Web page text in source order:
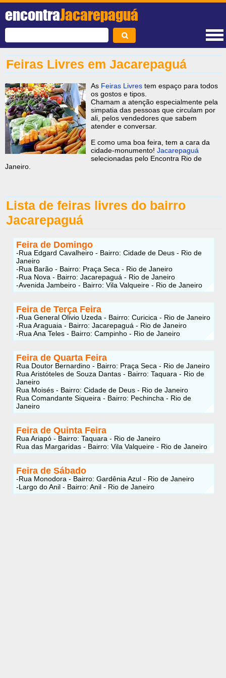
encontraJacarepaguá
Feiras Livres em Jacarepaguá
As Feiras Livres tem espaço para todos
os gostos e tipos.
Chamam a atenção especialmente pela
simpatia das pessoas que circulam por
ali, pelos vendedores que sabem
atender e conversar.
E como uma boa feira, tem a cara da
cidade-monumento! Jacarepaguá
selecionadas pelo Encontra Rio de
Janeiro.
Lista de feiras livres do bairro
Jacarepaguá
Feira de Domingo
-Rua Edgard Cavalheiro - Bairro: Cidade de Deus- Rio de
Janeiro
-Rua Barão - Bairro: Praça Seca - Rio de Janeiro
-Rua Nova - Bairro: Jacarepaguá - Rio de Janeiro
-Avenida Jambeiro - Bairro: Vila Valqueire- Rio de Janeiro
Feira de Terça Feira
-Rua General Olivio Uzeda - Bairro: Curicica - Rio de Janeiro
-Rua Araguaia - Bairro: Jacarepaguá - Rio de Janeiro
-Rua Ana Teles - Bairro: Campinho- Rio de Janeiro
Feira de Quarta Feira
Rua Doutor Bernardino - Bairro: Praça Seca - Rio de Janeiro
Rua Aristóteles de Souza Dantas - Bairro: Taquara - Rio de
Janeiro
Rua Moisés - Bairro: Cidade de Deus - Rio de Janeiro
Rua Comandante Siqueira - Bairro: Pechincha - Rio de
Janeiro
Feira de Quinta Feira
Rua Ariapó - Bairro: Taquara - Rio de Janeiro
Rua das Margaridas - Bairro: Vila Valqueire- Rio de Janeiro
Feira de Sábado
-Rua Monodora - Bairro: Gardênia Azul- Rio de Janeiro
-Largo do Anil - Bairro: Anil - Rio de Janeiro